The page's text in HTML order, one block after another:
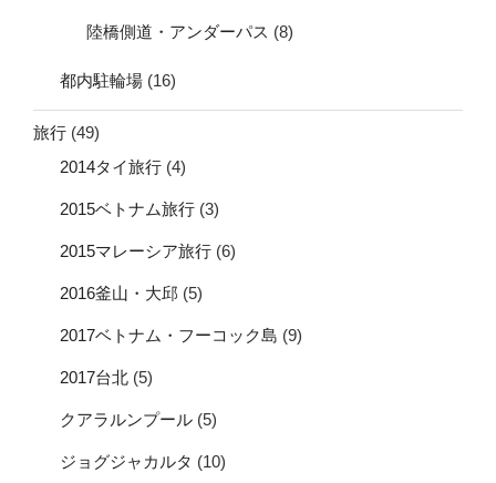
陸橋側道・アンダーパス (8)
都内駐輪場 (16)
旅行 (49)
2014タイ旅行 (4)
2015ベトナム旅行 (3)
2015マレーシア旅行 (6)
2016釜山・大邱 (5)
2017ベトナム・フーコック島 (9)
2017台北 (5)
クアラルンプール (5)
ジョグジャカルタ (10)